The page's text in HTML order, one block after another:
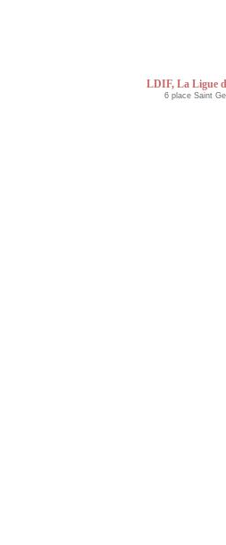
LDIF, La Ligue
6 place Saint